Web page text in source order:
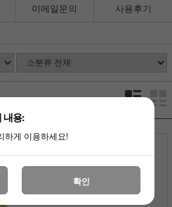
이메일문의 사용후기
내용:
하게 이용하세요!
확인